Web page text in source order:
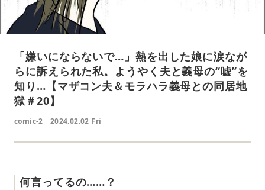
「嫌いにならないで…」熱を出した娘に涙なが
らに訴えられた私。ようやく夫と義母の“嘘”を
知り…【マザコン夫＆モラハラ義母との同居地
獄＃20】
comic-2 2024.02.02 Fri
何言ってるの……？